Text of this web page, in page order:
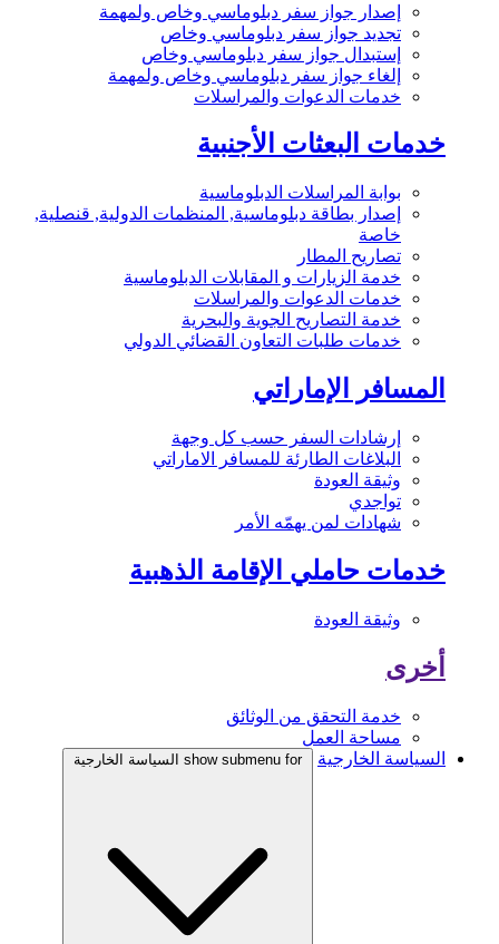
إصدار جواز سفر دبلوماسي وخاص ولمهمة
تجديد جواز سفر دبلوماسي وخاص
إستبدال جواز سفر دبلوماسي وخاص
إلغاء جواز سفر دبلوماسي وخاص ولمهمة
خدمات الدعوات والمراسلات
خدمات البعثات الأجنبية
بوابة المراسلات الدبلوماسية
إصدار بطاقة دبلوماسية, المنظمات الدولية, قنصلية,
خاصة
تصاريح المطار
خدمة الزيارات و المقابلات الدبلوماسية
خدمات الدعوات والمراسلات
خدمة التصاريح الجوية والبحرية
خدمات طلبات التعاون القضائي الدولي
المسافر الإماراتي
إرشادات السفر حسب كل وجهة
البلاغات الطارئة للمسافر الاماراتي
وثيقة العودة
تواجدي
شهادات لمن يهمّه الأمر
خدمات حاملي الإقامة الذهبية
وثيقة العودة
أخرى
خدمة التحقق من الوثائق
مساحة العمل
السياسة الخارجية
show submenu for السياسة الخارجية